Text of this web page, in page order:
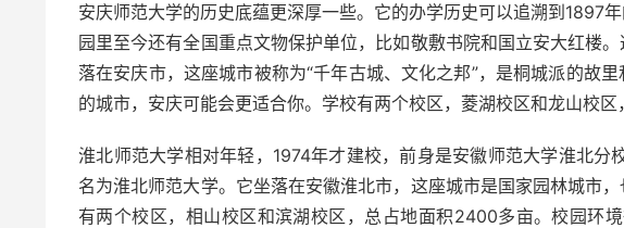
安庆师范大学的历史底蕴更深厚一些。它的办学历史可以追溯到1897
园里至今还有全国重点文物保护单位，比如敬敷书院和国立安大红楼
落在安庆市，这座城市被称为“千年古城、文化之邦”，是桐城派的故
的城市，安庆可能会更适合你。学校有两个校区，菱湖校区和龙山校区
淮北师范大学相对年轻，1974年才建校，前身是安徽师范大学淮北分
名为淮北师范大学。它坐落在安徽淮北市，这座城市是国家园林城市
有两个校区，相山校区和滨湖校区，总占地面积2400多亩。校园环